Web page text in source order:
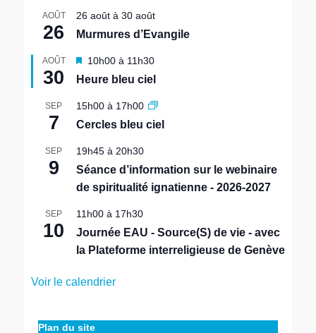
Terre
bleu
Ecospiritualité
intérieure
AOÛT
26
26 août à 30 août
Murmures d’Evangile
AOÛT
30
M
s
e
a
a
n
10h00 à 11h30
Heure bleu ciel
SEP
7
15h00 à 17h00
Cercles bleu ciel
SEP
9
19h45 à 20h30
Séance d’information sur le webinaire
de spiritualité ignatienne - 2026-2027
SEP
10
11h00 à 17h30
Journée EAU - Source(S) de vie - avec
la Plateforme interreligieuse de Genève
Voir le calendrier
Plan du site